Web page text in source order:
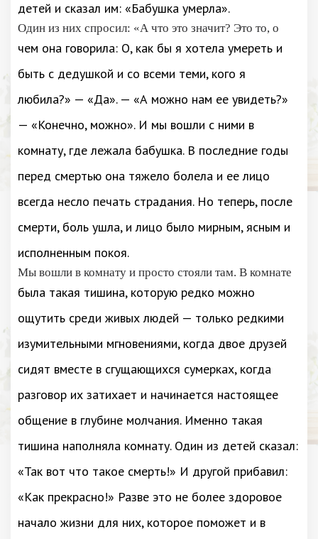
детей и сказал им: «Бабушка умерла».
Один из них спросил: «А что это значит? Это то, о
чем она говорила: О, как бы я хотела умереть и
быть с дедушкой и со всеми теми, кого я
любила?» — «Да». — «А можно нам ее увидеть?»
— «Конечно, можно». И мы вошли с ними в
комнату, где лежала бабушка. В последние годы
перед смертью она тяжело болела и ее лицо
всегда несло печать страдания. Но теперь, после
смерти, боль ушла, и лицо было мирным, ясным и
исполненным покоя.
Мы вошли в комнату и просто стояли там. В комнате
была такая тишина, которую редко можно
ощутить среди живых людей — только редкими
изумительными мгновениями, когда двое друзей
сидят вместе в сгущающихся сумерках, когда
разговор их затихает и начинается настоящее
общение в глубине молчания. Именно такая
тишина наполняла комнату. Один из детей сказал:
«Так вот что такое смерть!» И другой прибавил:
«Как прекрасно!» Разве это не более здоровое
начало жизни для них, которое поможет и в